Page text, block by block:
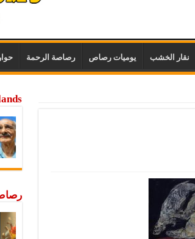
نقار الخشب يوميات رصاص رصاصة الرحمة